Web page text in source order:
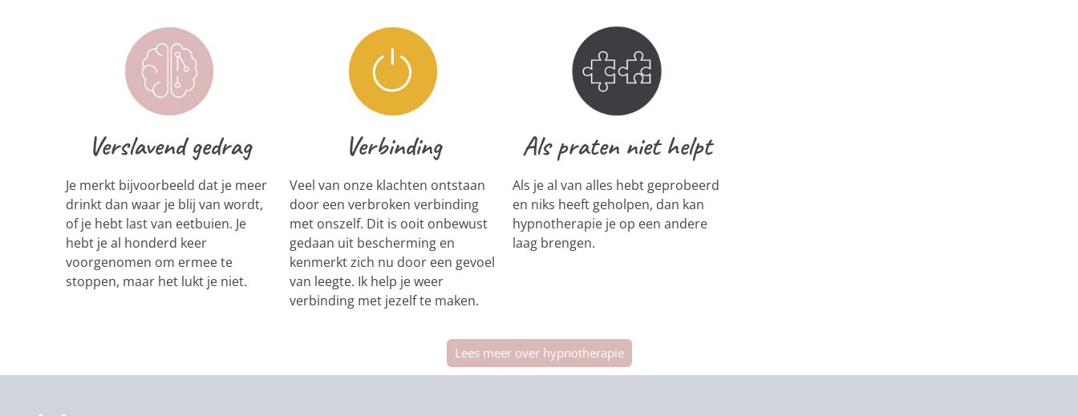
Verslavend gedrag
Je merkt bijvoorbeeld dat je meer
drinkt dan waar je blij van wordt,
of je hebt last van eetbuien. Je
hebt je al honderd keer
voorgenomen om ermee te
stoppen, maar het lukt je niet.
Verbinding
Veel van onze klachten ontstaan
door een verbroken verbinding
met onszelf. Dit is ooit onbewust
gedaan uit bescherming en
kenmerkt zich nu door een gevoel
van leegte. Ik help je weer
verbinding met jezelf te maken.
Als praten niet helpt
Als je al van alles hebt geprobeerd
en niks heeft geholpen, dan kan
hypnotherapie je op een andere
laag brengen.
Lees meer over hypnotherapie